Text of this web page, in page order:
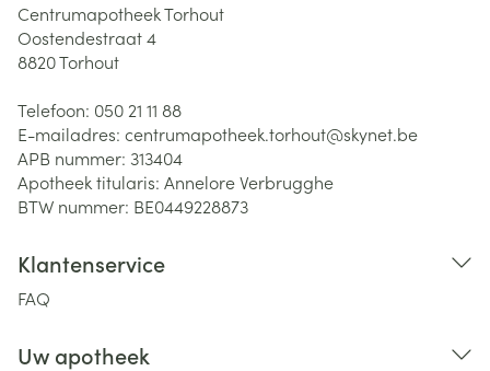
Centrumapotheek Torhout
Oostendestraat 4
8820Torhout
Telefoon: 050 21 11 88
E-mailadres: centrumapotheek.torhout@skynet.be
APB nummer: 313404
Apotheek titularis: Annelore Verbrugghe
BTW nummer: BE0449228873
Klantenservice
FAQ
Uw apotheek